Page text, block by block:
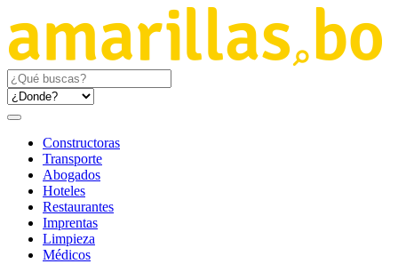
Constructoras
Transporte
Abogados
Hoteles
Restaurantes
Imprentas
Limpieza
Médicos